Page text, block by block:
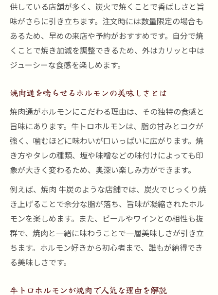
供している店舗が多く、炭火で焼くことで香ばしさと旨
味がさらに引き立ちます。注文時には数量限定の場合も
あるため、早めの来店や予約がおすすめです。自分で焼
くことで焼き加減を調整できるため、外はカリッと中は
ジューシーな食感を楽しめます。
焼肉通を唸らせるホルモンの美味しさとは
焼肉通がホルモンにこだわる理由は、その独特の食感と
旨味にあります。牛トロホルモンは、脂の甘みとコクが
強く、噛むほどに味わいが口いっぱいに広がります。焼
き方やタレの種類、塩や味噌などの味付けによっても印
象が大きく変わるため、奥深い楽しみ方ができます。
例えば、焼肉 牛炭のような店舗では、炭火でじっくり焼
き上げることで余分な脂が落ち、旨味が凝縮されたホル
モンを楽しめます。また、ビールやワインとの相性も抜
群で、焼肉と一緒に味わうことで一層美味しさが引き立
ちます。ホルモン好きから初心者まで、誰もが納得でき
る美味しさです。
牛トロホルモンが焼肉で人気な理由を解説